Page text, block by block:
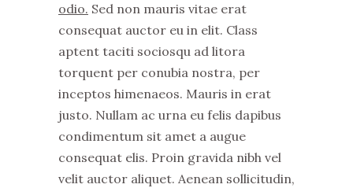
odio. Sed non mauris vitae erat
consequat auctor eu in elit. Class
aptent taciti sociosqu ad litora
torquent per conubia nostra, per
inceptos himenaeos. Mauris in erat
justo. Nullam ac urna eu felis dapibus
condimentum sit amet a augue
consequat elis. Proin gravida nibh vel
velit auctor aliquet. Aenean sollicitudin,